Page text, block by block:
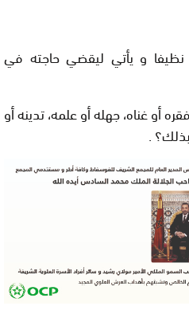
و يأتي ليقضي حاجته في
أو غناه، جهله أو علمه، تدينه أو
.